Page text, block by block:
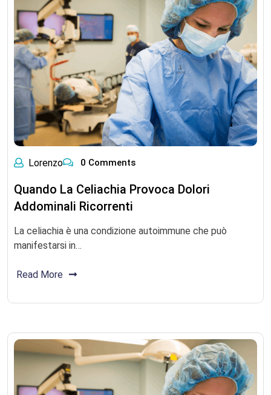
Lorenzo 0 Comments
Quando La Celiachia Provoca Dolori
Addominali Ricorrenti
La celiachia è una condizione autoimmune che può
manifestarsi in…
Read More